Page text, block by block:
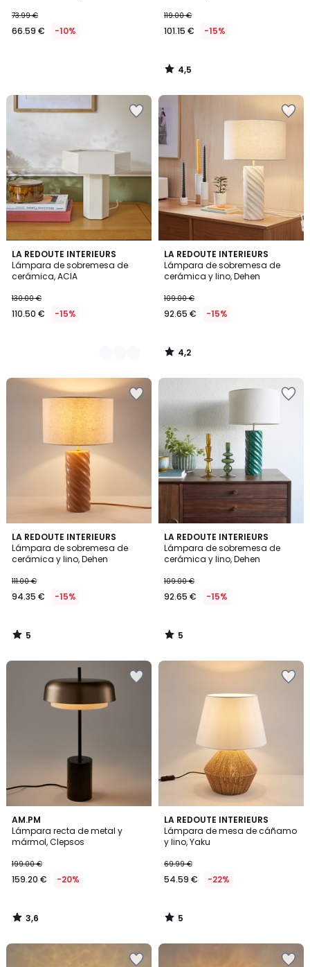
73.99 €
66.59 € -10%
119.00 €
101.15 € -15%
4,5
/
LA REDOUTE INTERIEURS
Lámpara de sobremesa de
cerámica, ACIA
130.00 €
110.50 € -15%
2
Colores
LA REDOUTE INTERIEURS
Lámpara de sobremesa de
cerámica y lino, Dehen
109.00 €
92.65 € -15%
4,2
/ 5
4,2
/
LA REDOUTE INTERIEURS
Lámpara de sobremesa de
cerámica y lino, Dehen
111.00 €
94.35 € -15%
5
/
5
5
/
LA REDOUTE INTERIEURS
Lámpara de sobremesa de
cerámica y lino, Dehen
109.00 €
92.65 € -15%
5
/
5
5
/
AM.PM
Lámpara recta de metal y
mármol, Clepsos
199.00 €
159.20 € -20%
3,6
/ 5
3,6
/
LA REDOUTE INTERIEURS
Lámpara de mesa de cáñamo
y lino, Yaku
69.99 €
54.59 € -22%
5
/
5
5
/